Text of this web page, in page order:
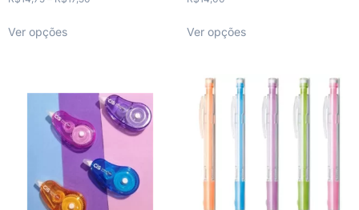
Ver opções Ver opções